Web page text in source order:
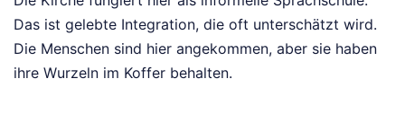
Das ist gelebte Integration, die oft unterschätzt wird.
Die Menschen sind hier angekommen, aber sie haben
ihre Wurzeln im Koffer behalten.